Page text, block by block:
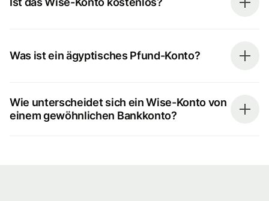
Was ist ein ägyptisches Pfund-Konto?
Wie unterscheidet sich ein Wise-Konto von
einem gewöhnlichen Bankkonto?